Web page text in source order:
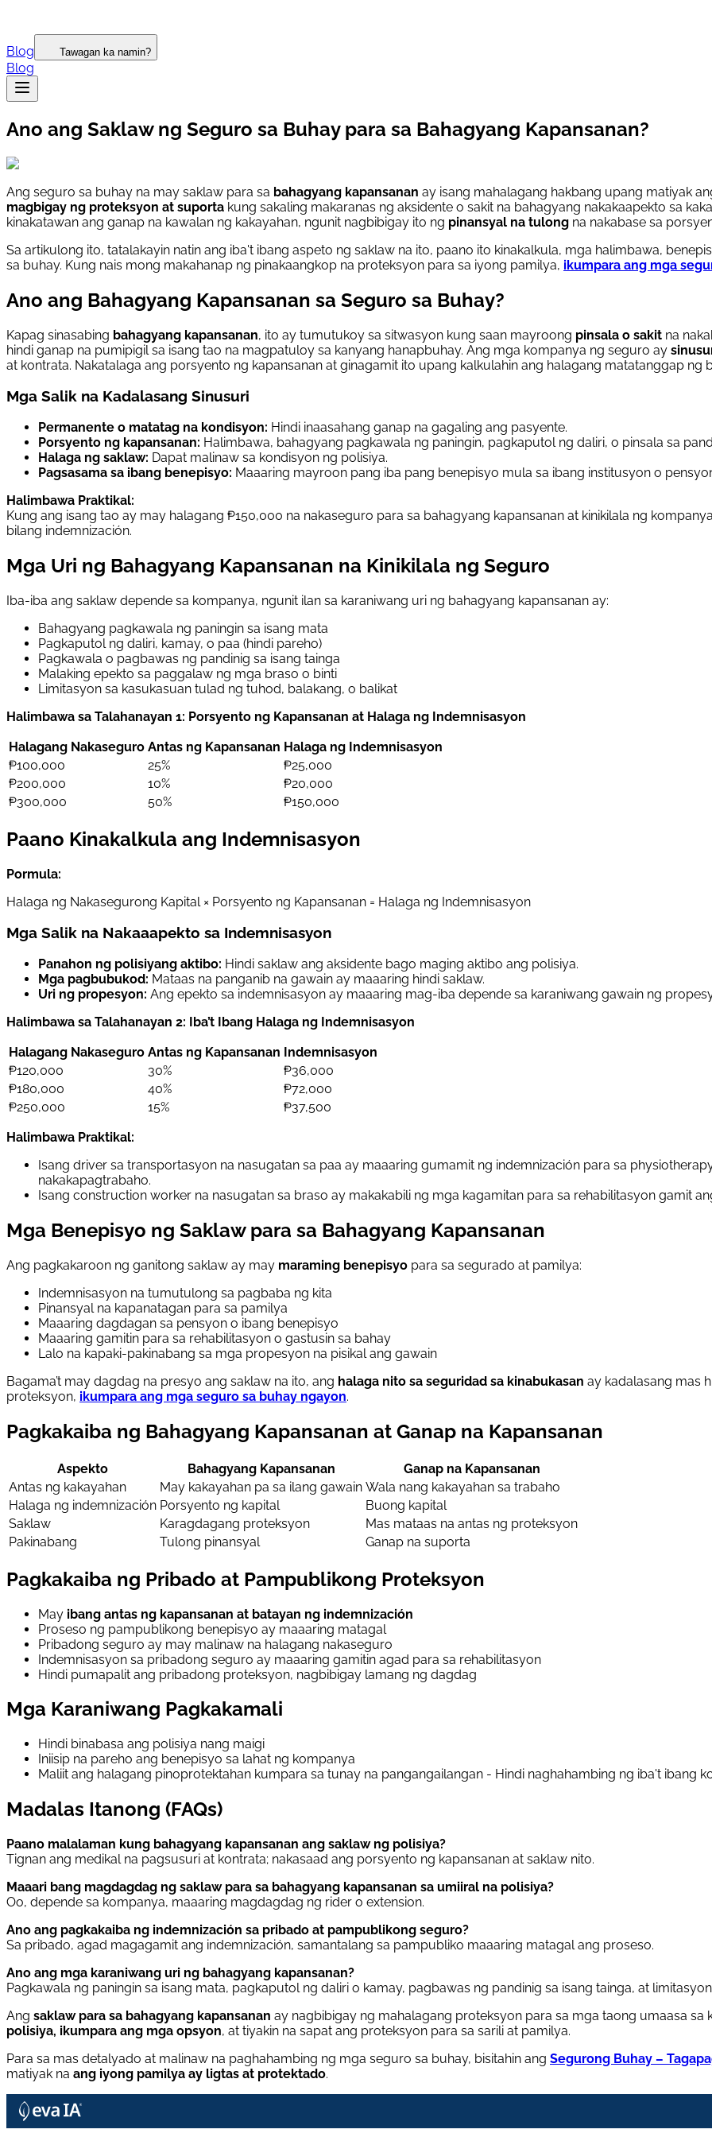
Blog Tawagan ka namin?
Blog
Ano ang Saklaw ng Seguro sa Buhay para sa Bahagyang Kapansanan?
Ang seguro sa buhay na may saklaw para sa bahagyang kapansanan ay isang mahalagang hakbang upang matiyak
magbigay ng proteksyon at suporta kung sakaling makaranas ng aksidente o sakit na bahagyang nakakaapekto sa
kinakatawan ang ganap na kawalan ng kakayahan, ngunit nagbibigay ito ng pinansyal na tulong na nakabase sa
Sa artikulong ito, tatalakayin natin ang iba't ibang aspeto ng saklaw na ito, paano ito kinakalkula, mga halimbawa,
sa buhay. Kung nais mong makahanap ng pinakaangkop na proteksyon para sa iyong pamilya, ikumpara ang mga
Ano ang Bahagyang Kapansanan sa Seguro sa Buhay?
Kapag sinasabing bahagyang kapansanan, ito ay tumutukoy sa sitwasyon kung saan mayroong pinsala o sakit na
hindi ganap na pumipigil sa isang tao na magpatuloy sa kanyang hanapbuhay. Ang mga kompanya ng seguro ay
at kontrata. Nakatalaga ang porsyento ng kapansanan at ginagamit ito upang kalkulahin ang halagang matatanggap ng
Mga Salik na Kadalasang Sinusuri
Permanente o matatag na kondisyon: Hindi inaasahang ganap na gagaling ang pasyente.
Porsyento ng kapansanan: Halimbawa, bahagyang pagkawala ng paningin, pagkaputol ng daliri, o pinsala sa
Halaga ng saklaw: Dapat malinaw sa kondisyon ng polisiya.
Pagsasama sa ibang benepisyo: Maaaring mayroon pang iba pang benepisyo mula sa ibang institusyon o
Halimbawa Praktikal:
Kung ang isang tao ay may halagang ₱150,000 na nakaseguro para sa bahagyang kapansanan at kinikilala ng
bilang indemnización.
Mga Uri ng Bahagyang Kapansanan na Kinikilala ng Seguro
Iba-iba ang saklaw depende sa kompanya, ngunit ilan sa karaniwang uri ng bahagyang kapansanan ay:
Bahagyang pagkawala ng paningin sa isang mata
Pagkaputol ng daliri, kamay, o paa (hindi pareho)
Pagkawala o pagbawas ng pandinig sa isang tainga
Malaking epekto sa paggalaw ng mga braso o binti
Limitasyon sa kasukasuan tulad ng tuhod, balakang, o balikat
Halimbawa sa Talahanayan 1: Porsyento ng Kapansanan at Halaga ng Indemnisasyon
Halagang Nakaseguro Antas ng Kapansanan Halaga ng Indemnisasyon
₱100,000
25%
₱25,000
₱200,000
10%
₱20,000
₱300,000
50% ₱150,000
Paano Kinakalkula ang Indemnisasyon
Pormula:
Halaga ng Nakasegurong Kapital × Porsyento ng Kapansanan = Halaga ng Indemnisasyon
Mga Salik na Nakaaapekto sa Indemnisasyon
Panahon ng polisiyang aktibo: Hindi saklaw ang aksidente bago maging aktibo ang polisiya.
Mga pagbubukod: Mataas na panganib na gawain ay maaaring hindi saklaw.
Uri ng propesyon: Ang epekto sa indemnisasyon ay maaaring mag-iba depende sa karaniwang gawain ng
Halimbawa sa Talahanayan 2: Iba’t Ibang Halaga ng Indemnisasyon
Halagang Nakaseguro Antas ng Kapansanan Indemnisasyon
₱120,000
30%
₱36,000
₱180,000
40%
₱72,000
₱250,000
15%
₱37,500
Halimbawa Praktikal:
Isang driver sa transportasyon na nasugatan sa paa ay maaaring gumamit ng indemnización para sa
nakakapagtrabaho.
Isang construction worker na nasugatan sa braso ay makakabili ng mga kagamitan para sa rehabilitasyon gamit
Mga Benepisyo ng Saklaw para sa Bahagyang Kapansanan
Ang pagkakaroon ng ganitong saklaw ay may maraming benepisyo para sa segurado at pamilya:
Indemnisasyon na tumutulong sa pagbaba ng kita
Pinansyal na kapanatagan para sa pamilya
Maaaring dagdagan sa pensyon o ibang benepisyo
Maaaring gamitin para sa rehabilitasyon o gastusin sa bahay
Lalo na kapaki-pakinabang sa mga propesyon na pisikal ang gawain
Bagama’t may dagdag na presyo ang saklaw na ito, ang halaga nito sa seguridad sa kinabukasan ay kadalasang mas
proteksyon, ikumpara ang mga seguro sa buhay ngayon.
Pagkakaiba ng Bahagyang Kapansanan at Ganap na Kapansanan
Aspekto Bahagyang Kapansanan
Ganap na Kapansanan
Antas ng kakayahan
May kakayahan pa sa ilang gawain Wala nang kakayahan sa trabaho
Halaga ng indemnización Porsyento ng kapital
Buong kapital
Saklaw
Karagdagang proteksyon
Mas mataas na antas ng proteksyon
Pakinabang
Tulong pinansyal Ganap na suporta
Pagkakaiba ng Pribado at Pampublikong Proteksyon
May ibang antas ng kapansanan at batayan ng indemnización
Proseso ng pampublikong benepisyo ay maaaring matagal
Pribadong seguro ay may malinaw na halagang nakaseguro
Indemnisasyon sa pribadong seguro ay maaaring gamitin agad para sa rehabilitasyon
Hindi pumapalit ang pribadong proteksyon, nagbibigay lamang ng dagdag
Mga Karaniwang Pagkakamali
Hindi binabasa ang polisiya nang maigi
Iniisip na pareho ang benepisyo sa lahat ng kompanya
Maliit ang halagang pinoprotektahan kumpara sa tunay na pangangailangan - Hindi naghahambing ng iba't ibang
Madalas Itanong (FAQs)
Paano malalaman kung bahagyang kapansanan ang saklaw ng polisiya?
Tignan ang medikal na pagsusuri at kontrata; nakasaad ang porsyento ng kapansanan at saklaw nito.
Maaari bang magdagdag ng saklaw para sa bahagyang kapansanan sa umiiral na polisiya?
Oo, depende sa kompanya, maaaring magdagdag ng rider o extension.
Ano ang pagkakaiba ng indemnización sa pribado at pampublikong seguro?
Sa pribado, agad magagamit ang indemnización, samantalang sa pampubliko maaaring matagal ang proseso.
Ano ang mga karaniwang uri ng bahagyang kapansanan?
Pagkawala ng paningin sa isang mata, pagkaputol ng daliri o kamay, pagbawas ng pandinig sa isang tainga, at
Ang saklaw para sa bahagyang kapansanan ay nagbibigay ng mahalagang proteksyon para sa mga taong umaasa sa
polisiya, ikumpara ang mga opsyon, at tiyakin na sapat ang proteksyon para sa sarili at pamilya.
Para sa mas detalyado at malinaw na paghahambing ng mga seguro sa buhay, bisitahin ang Segurong Buhay –
matiyak na ang iyong pamilya ay ligtas at protektado.